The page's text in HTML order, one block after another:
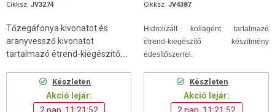
Cikksz. JV3274
Tőzegáfonya kivonatot és
aranyvessző kivonatot
tartalmazó étrend-kiegészítő....
Készleten
Akció lejár:
Cikksz. JV4387
Hidrolizált kollagént tartalmazó
étrend-kiegészítő készítmény
édesítőszerrel.
Készleten
Akció lejár: